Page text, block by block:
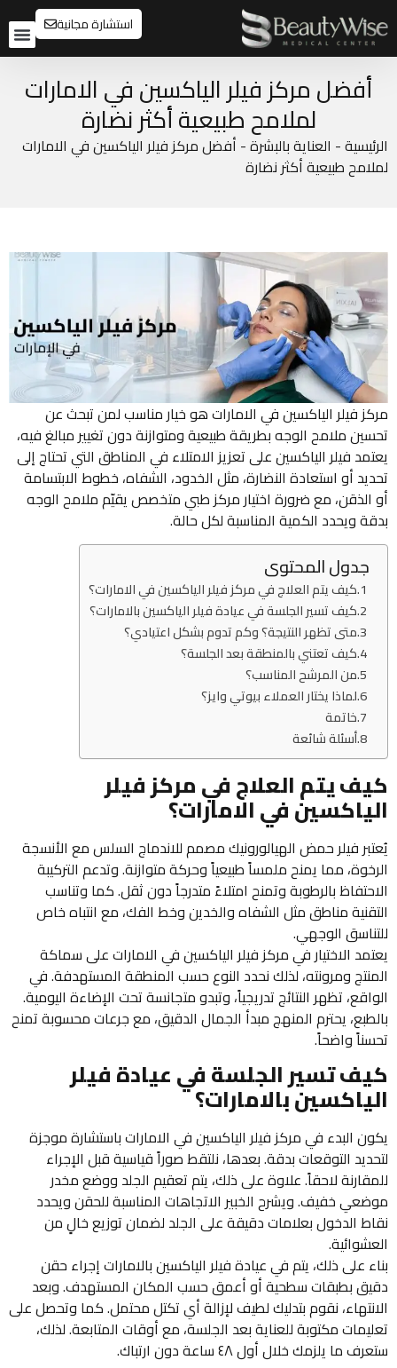
استشارة مجانية
أفضل مركز فيلر الياكسين في الامارات
لملامح طبيعية أكثر نضارة
الرئيسية- العناية بالبشرة- أفضل مركز فيلر الياكسين في الامارات
لملامح طبيعية أكثر نضارة
مركز فيلر الياكسين في الامارات هو خيار مناسب لمن تبحث عن
تحسين ملامح الوجه بطريقة طبيعية ومتوازنة دون تغيير مبالغ فيه،
يعتمد فيلر الياكسين على تعزيز الامتلاء في المناطق التي تحتاج إلى
تحديد أو استعادة النضارة، مثل الخدود، الشفاه، خطوط الابتسامة
أو الذقن، مع ضرورة اختيار مركز طبي متخصص يقيّم ملامح الوجه
بدقة ويحدد الكمية المناسبة لكل حالة.
جدول المحتوى
كيف يتم العلاج في مركز فيلر الياكسين في الامارات؟
كيف تسير الجلسة في عيادة فيلر الياكسين بالامارات؟
متى تظهر النتيجة؟ وكم تدوم بشكل اعتيادي؟
كيف تعتني بالمنطقة بعد الجلسة؟
من المرشح المناسب؟
لماذا يختار العملاء بيوتي وايز؟
خاتمة
أسئلة شائعة
كيف يتم العلاج في مركز فيلر
الياكسين في الامارات؟
يُعتبر فيلر حمض الهيالورونيك مصمم للاندماج السلس مع الأنسجة
الرخوة، مما يمنح ملمساً طبيعياً وحركة متوازنة. وتدعم التركيبة
الاحتفاظ بالرطوبة وتمنح امتلاءً متدرجاً دون ثقل. كما وتناسب
التقنية مناطق مثل الشفاه والخدين وخط الفك، مع انتباه خاص
للتناسق الوجهي.
يعتمد الاختيار في مركز فيلر الياكسين في الامارات على سماكة
المنتج ومرونته، لذلك نحدد النوع حسب المنطقة المستهدفة. في
الواقع، تظهر النتائج تدريجياً، وتبدو متجانسة تحت الإضاءة اليومية.
بالطبع، يحترم المنهج مبدأ الجمال الدقيق، مع جرعات محسوبة تمنح
تحسناً واضحاً.
كيف تسير الجلسة في عيادة فيلر
الياكسين بالامارات؟
يكون البدء في مركز فيلر الياكسين في الامارات باستشارة موجزة
لتحديد التوقعات بدقة. بعدها، نلتقط صوراً قياسية قبل الإجراء
للمقارنة لاحقاً. علاوة على ذلك، يتم تعقيم الجلد ووضع مخدر
موضعي خفيف. ويشرح الخبير الاتجاهات المناسبة للحقن ويحدد
نقاط الدخول بعلامات دقيقة على الجلد لضمان توزيع خالٍ من
العشوائية.
بناء على ذلك، يتم في عيادة فيلر الياكسين بالامارات إجراء حقن
دقيق بطبقات سطحية أو أعمق حسب المكان المستهدف. وبعد
الانتهاء، نقوم بتدليك لطيف لإزالة أي تكتل محتمل. كما وتحصل على
تعليمات مكتوبة للعناية بعد الجلسة، مع أوقات المتابعة. لذلك،
ستعرف ما يلزمك خلال أول ٤٨ ساعة دون ارتباك.